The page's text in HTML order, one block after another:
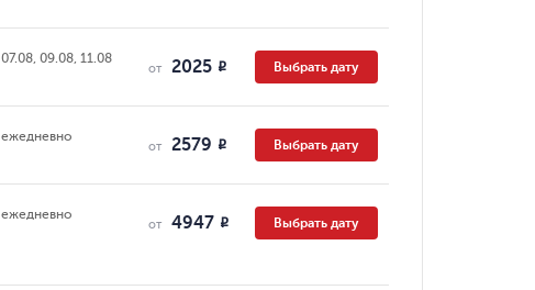
07.08, 09.08, 11.08
от 2025 R Выбрать дату
ежедневно
от 2579 R Выбрать дату
ежедневно
от 4947 R Выбрать дату